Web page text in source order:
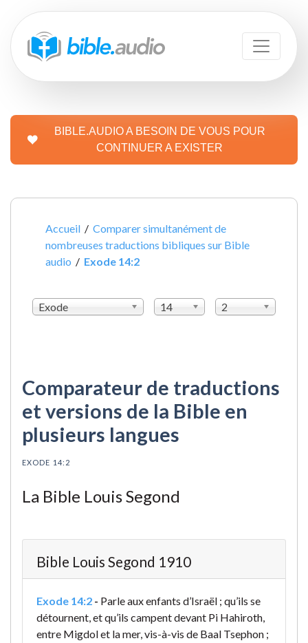
BIBLE.AUDIO A BESOIN DE VOUS POUR
CONTINUER A EXISTER
Accueil /Comparer simultanément de
nombreuses traductions bibliques sur Bible
audio / Exode 14:2
Exode 14 2
Comparateur de traductions
et versions de la Bible en
plusieurs langues
EXODE 14:2
La Bible Louis Segond
Bible Louis Segond 1910
Exode 14:2 - Parle aux enfants d’Israël ; qu’ils se
détournent, et qu’ils campent devant Pi Hahiroth,
entre Migdol et la mer, vis-à-vis de Baal Tsephon ;